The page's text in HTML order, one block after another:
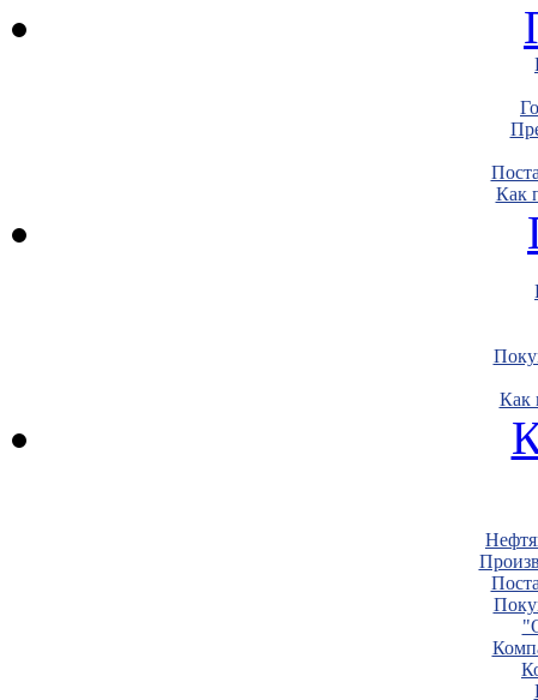
Как
Как